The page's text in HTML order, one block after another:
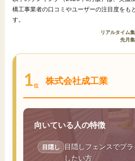
構工事業者の口コミやユーザーの注目度をも
す。
リアルタイム
先月
1位 株式会社成工業
向いている人の特徴
目隠し
目隠しフェンスでプ
したい方